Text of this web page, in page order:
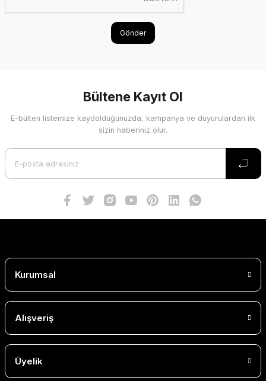
Gönder
Bültene Kayıt Ol
E-bülten listemize kaydolduğunuzda, kampanya ve duyurulardan ilk
sizin haberiniz olur.
Kurumsal
Alışveriş
Üyelik